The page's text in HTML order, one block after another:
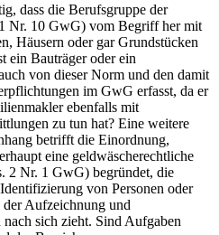
dass die Berufsgruppe der
Nr. 10 GwG) vom Begriff her mit
Häusern oder gar Grundstücken
ein Bauträger oder ein
von dieser Norm und den damit
im GwG erfasst, da er
ebenfalls mit
zu tun hat? Eine weitere
betrifft die Einordnung,
eine geldwäscherechtliche
2 Nr. 1 GwG) begründet, die
von Personen oder
Aufzeichnung und
sich zieht. Sind Aufgaben